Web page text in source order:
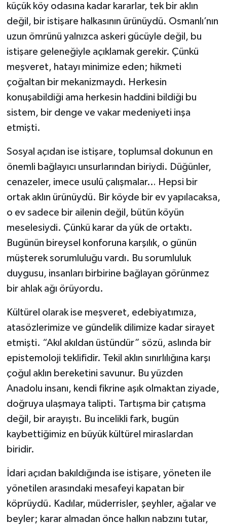
küçük köy odasına kadar kararlar, tek bir aklın
değil, bir istişare halkasının ürünüydü. Osmanlı’nın
uzun ömrünü yalnızca askeri gücüyle değil, bu
istişare geleneğiyle açıklamak gerekir. Çünkü
meşveret, hatayı minimize eden; hikmeti
çoğaltan bir mekanizmaydı. Herkesin
konuşabildiği ama herkesin haddini bildiği bu
sistem, bir denge ve vakar medeniyeti inşa
etmişti.
Sosyal açıdan ise istişare, toplumsal dokunun en
önemli bağlayıcı unsurlarından biriydi. Düğünler,
cenazeler, imece usulü çalışmalar… Hepsi bir
ortak aklın ürünüydü. Bir köyde bir ev yapılacaksa,
o ev sadece bir ailenin değil, bütün köyün
meselesiydi. Çünkü karar da yük de ortaktı.
Bugünün bireysel konforuna karşılık, o günün
müşterek sorumluluğu vardı. Bu sorumluluk
duygusu, insanları birbirine bağlayan görünmez
bir ahlak ağı örüyordu.
Kültürel olarak ise meşveret, edebiyatımıza,
atasözlerimize ve gündelik dilimize kadar sirayet
etmişti. “Akıl akıldan üstündür” sözü, aslında bir
epistemoloji teklifidir. Tekil aklın sınırlılığına karşı
çoğul aklın bereketini savunur. Bu yüzden
Anadolu insanı, kendi fikrine aşık olmaktan ziyade,
doğruya ulaşmaya talipti. Tartışma bir çatışma
değil, bir arayıştı. Bu incelikli fark, bugün
kaybettiğimiz en büyük kültürel miraslardan
biridir.
İdari açıdan bakıldığında ise istişare, yöneten ile
yönetilen arasındaki mesafeyi kapatan bir
köprüydü. Kadılar, müderrisler, şeyhler, ağalar ve
beyler; karar almadan önce halkın nabzını tutar,